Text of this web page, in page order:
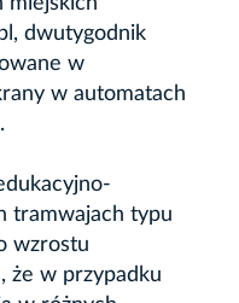
dwutygodnik
w
w automatach
tramwajach typu
wzrostu
że w przypadku